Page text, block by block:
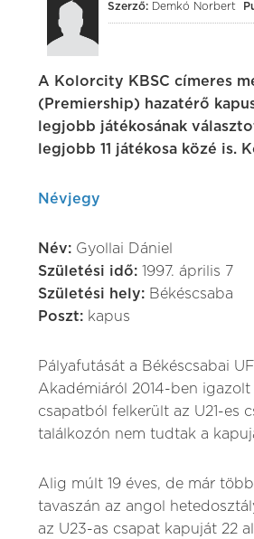
Szerző: Demkó Norbert
A Kolorcity KBSC címeres
(Premiership) hazatérő
legjobb játékosának
legjobb 11 játékosa közé is.
Névjegy
Név: Gyollai Dániel
Születési idő: 1997. április 7
Születési hely: Békéscsaba
Poszt: kapus
Pályafutását a Békéscsabai
Akadémiáról 2014-ben igazolt
csapatból felkerült az U21-es
találkozón nem tudtak a
Alig múlt 19 éves, de már
tavaszán az angol
az U23-as csapat kapuját 22